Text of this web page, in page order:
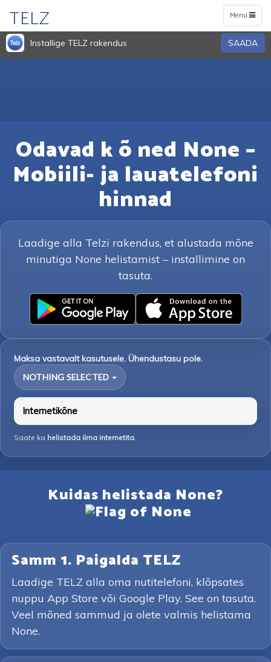
Toggle
navigation
Menu
TELZ
Installige TELZ rakendus SAADA
Odavad k õ ned None –
Mobiili- ja lauatelefoni
hinnad
Laadige alla Telzi rakendus, et alustada mõne
minutiga None helistamist – installimine on
tasuta.
Maksa vastavalt kasutusele. Ühendustasu pole.
NOTHING SELECTED
Internetikõne
Saate ka helistada ilma internetita.
Kuidas helistada None?
Samm 1. Paigalda TELZ
Laadige TELZ alla oma nutitelefoni, klõpsates
nuppu App Store või Google Play. See on tasuta.
Veel mõned sammud ja olete valmis helistama
None.